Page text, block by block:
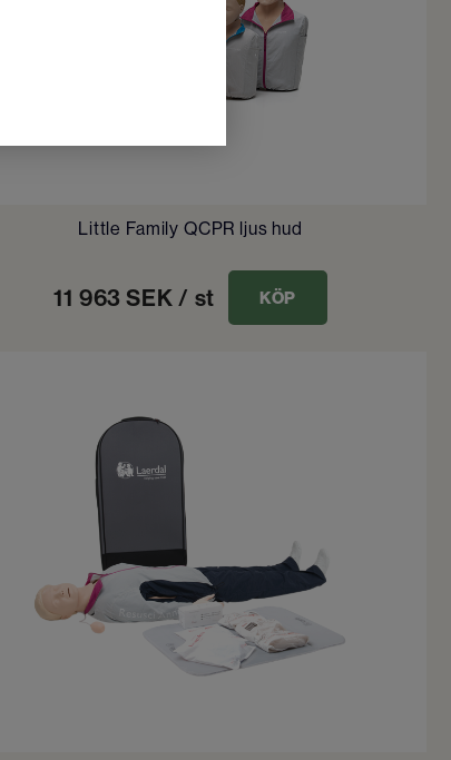
Little Family QCPR ljus hud
11 963 SEK / st KÖP